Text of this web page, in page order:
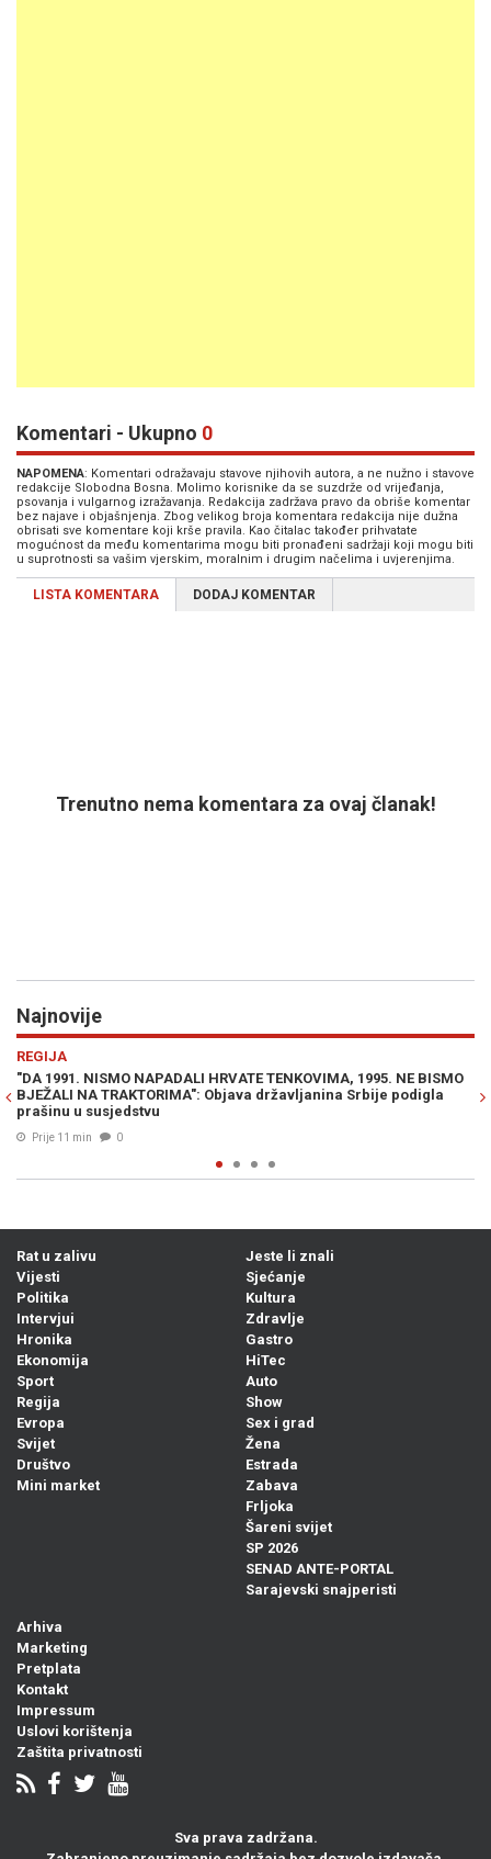
Komentari - Ukupno 0
NAPOMENA: Komentari odražavaju stavove njihovih autora, a ne nužno i stavove
redakcije Slobodna Bosna. Molimo korisnike da se suzdrže od vrijeđanja,
psovanja i vulgarnog izražavanja. Redakcija zadržava pravo da obriše komentar
bez najave i objašnjenja. Zbog velikog broja komentara redakcija nije dužna
obrisati sve komentare koji krše pravila. Kao čitalac također prihvatate
mogućnost da među komentarima mogu biti pronađeni sadržaji koji mogu biti
u suprotnosti sa vašim vjerskim, moralnim i drugim načelima i uvjerenjima.
LISTA KOMENTARA DODAJ KOMENTAR
Trenutno nema komentara za ovaj članak!
Najnovije
1995. NE BISMO
Srbije podigla
BURNO U SVJETSKOM FUDBALU: UEFA
Infantina
Rat u zalivu
Vijesti
Politika
Intervjui
Hronika
Ekonomija
Sport
Regija
Evropa
Svijet
Društvo
Mini market
Jeste li znali
Sjećanje
Kultura
Zdravlje
Gastro
HiTec
Auto
Show
Sex i grad
Žena
Estrada
Zabava
Frljoka
Šareni svijet
SP 2026
SENAD ANTE-PORTAL
Sarajevski snajperisti
Arhiva
Marketing
Pretplata
Kontakt
Impressum
Uslovi korištenja
Zaštita privatnosti
Sva prava zadržana.